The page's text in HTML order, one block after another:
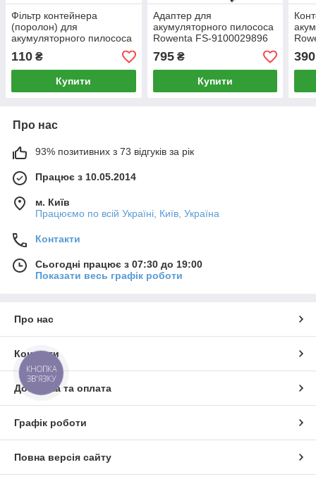
Фільтр контейнера
(поролон) для
акумуляторного пилососа
Tefal FS-9100033242
110 ₴
Купити
Адаптер для
акумуляторного пилососа
Rowenta FS-9100029896
ZD012M260055EU 100-
240V 0.55A
795₴
Купити
390
Про нас
93% позитивних з 73 відгуків за рік
Працює з 10.05.2014
м. Київ
Працюємо по всій Україні, Київ, Україна
Контакти
Сьогодні працює з 07:30 до 19:00
Показати весь графік роботи
Про нас
Контакти
Доставка та оплата
Графік роботи
Повна версія сайту
КНОПКА
ЗВ'ЯЗКУ